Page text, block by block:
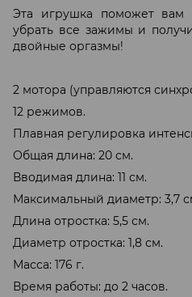
Эта игрушка поможет вам
убрать все зажимы и
двойные оргазмы!
2 мотора (управляются
12 режимов.
Плавная регулировка
Общая длина: 20 см.
Вводимая длина: 11 см.
Максимальный диаметр: 3,7
Длина отростка: 5,5 см.
Диаметр отростка: 1,8 см.
Масса: 176 г.
Время работы: до 2 часов.